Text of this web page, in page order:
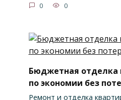
0 0
Бюджетная отделка
по экономии без
Ремонт и отделка